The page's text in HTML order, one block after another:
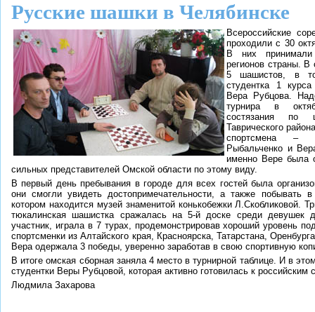
Русские шашки в Челябинске
Всероссийские
проходили с 30
В них
регионов страны. В
5 шашистов, в
студентка 1
Вера Рубцова.
турнира в
состязания
Таврического
спортсмена –
Рыбальченко и
именно Вере была
сильных представителей Омской области по этому виду.
В первый день пребывания в городе для всех гостей была
они смогли увидеть достопримечательности, а также
котором находится музей знаменитой конькобежки Л.Скобликовой.
тюкалинская шашистка сражалась на 5-й доске среди
участник, играла в 7 турах, продемонстрировав хороший уровень
спортсменки из Алтайского края, Красноярска, Татарстана,
Вера одержала 3 победы, уверенно заработав в свою спортивную
В итоге омская сборная заняла 4 место в турнирной таблице. И в
студентки Веры Рубцовой, которая активно готовилась к российским
Людмила Захарова